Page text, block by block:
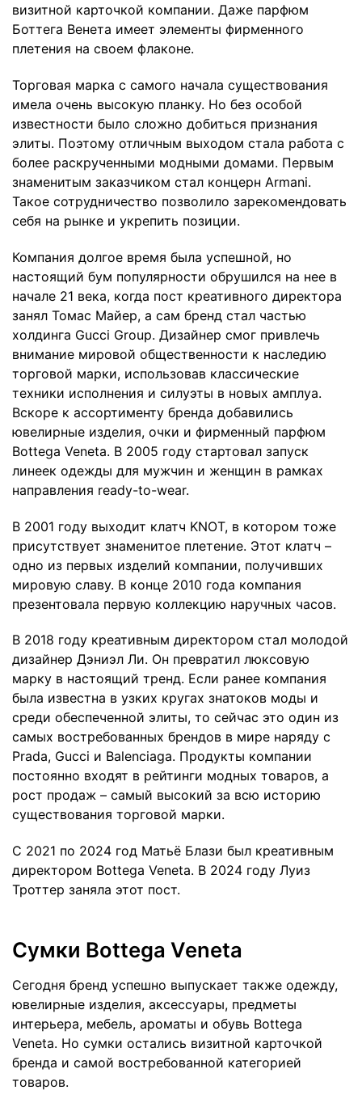
визитной карточкой компании. Даже парфюм
Боттега Венета имеет элементы фирменного
плетения на своем флаконе.
Торговая марка с самого начала существования
имела очень высокую планку. Но без особой
известности было сложно добиться признания
элиты. Поэтому отличным выходом стала работа с
более раскрученными модными домами. Первым
знаменитым заказчиком стал концерн Armani.
Такое сотрудничество позволило зарекомендовать
себя на рынке и укрепить позиции.
Компания долгое время была успешной, но
настоящий бум популярности обрушился на нее в
начале 21 века, когда пост креативного директора
занял Томас Майер, а сам бренд стал частью
холдинга Gucci Group. Дизайнер смог привлечь
внимание мировой общественности к наследию
торговой марки, использовав классические
техники исполнения и силуэты в новых амплуа.
Вскоре к ассортименту бренда добавились
ювелирные изделия, очки и фирменный парфюм
Bottega Veneta. В 2005 году стартовал запуск
линеек одежды для мужчин и женщин в рамках
направления ready-to-wear.
В 2001 году выходит клатч KNOT, в котором тоже
присутствует знаменитое плетение. Этот клатч –
одно из первых изделий компании, получивших
мировую славу. В конце 2010 года компания
презентовала первую коллекцию наручных часов.
В 2018 году креативным директором стал молодой
дизайнер Дэниэл Ли. Он превратил люксовую
марку в настоящий тренд. Если ранее компания
была известна в узких кругах знатоков моды и
среди обеспеченной элиты, то сейчас это один из
самых востребованных брендов в мире наряду с
Prada, Gucci и Balenciaga. Продукты компании
постоянно входят в рейтинги модных товаров, а
рост продаж – самый высокий за всю историю
существования торговой марки.
С 2021 по 2024 год Матьё Блази был креативным
директором Bottega Veneta. В 2024 году Луиз
Троттер заняла этот пост.
Сумки Bottega Veneta
Сегодня бренд успешно выпускает также одежду,
ювелирные изделия, аксессуары, предметы
интерьера, мебель, ароматы и обувь Bottega
Veneta. Но сумки остались визитной карточкой
бренда и самой востребованной категорией
товаров.